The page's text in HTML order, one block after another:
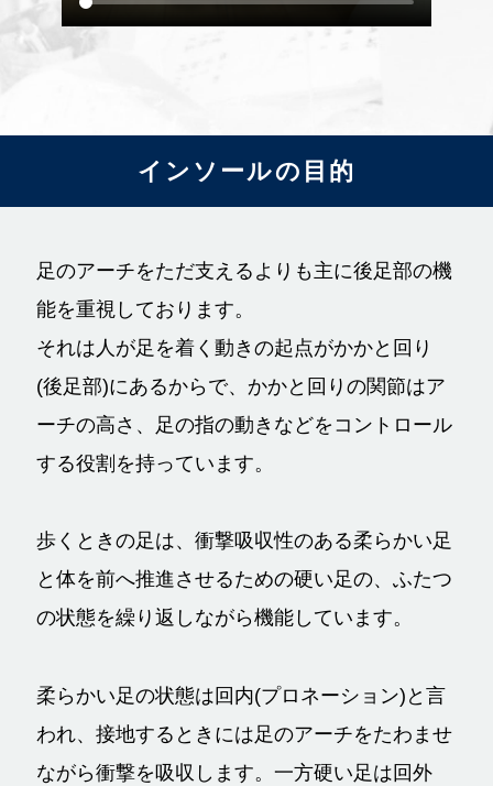
っています。
インソールの目的
足のアーチをただ支えるよりも主に後足部の機
能を重視しております。
それは人が足を着く動きの起点がかかと回り
(後足部)にあるからで、かかと回りの関節はア
ーチの高さ、足の指の動きなどをコントロール
する役割を持っています。
歩くときの足は、衝撃吸収性のある柔らかい足
と体を前へ推進させるための硬い足の、ふたつ
の状態を繰り返しながら機能しています。
柔らかい足の状態は回内(プロネーション)と言
われ、接地するときには足のアーチをたわませ
ながら衝撃を吸収します。一方硬い足は回外